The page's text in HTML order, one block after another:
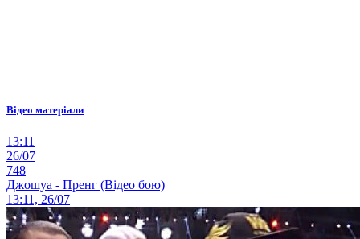
Відео матеріали
13:11
26/07
748
Джошуа - Пренг (Відео бою)
13:11, 26/07